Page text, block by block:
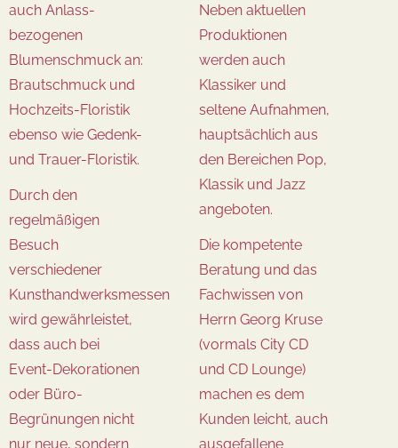
auch Anlass-
bezogenen
Blumenschmuck an:
Brautschmuck und
Hochzeits-Floristik
ebenso wie Gedenk-
und Trauer-Floristik.
Durch den
regelmäßigen
Besuch
verschiedener
Kunsthandwerksmessen
wird gewährleistet,
dass auch bei
Event-Dekorationen
oder Büro-
Begrünungen nicht
nur neue, sondern
Neben aktuellen
Produktionen
werden auch
Klassiker und
seltene Aufnahmen,
hauptsächlich aus
den Bereichen Pop,
Klassik und Jazz
angeboten.
Die kompetente
Beratung und das
Fachwissen von
Herrn Georg Kruse
(vormals City CD
und CD Lounge)
machen es dem
Kunden leicht, auch
ausgefallene